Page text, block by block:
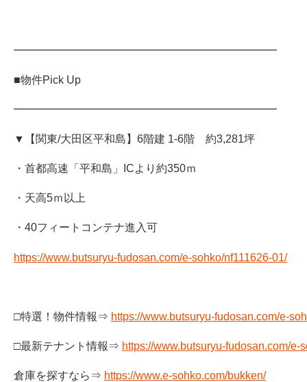
━━━━━━━━━━━━━━━━━━━━━━━━
■物件Pick Up
━━━━━━━━━━━━━━━━━━━━━━━━
▼【関東/大田区平和島】6階建 1-6階 約3,281坪
・首都高速「平和島」ICより約350ｍ
・天高5ｍ以上
・40フィートコンテナ進入可
https://www.butsuryu-fudosan.com/e-sohko/nf111626-01/
□特選！物件情報⇒ https://www.butsuryu-fudosan.com/e-
□最新テナント情報⇒ https://www.butsuryu-fudosan.com/e-
倉庫を探すなら⇒ https://www.e-sohko.com/bukken/